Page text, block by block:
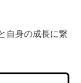
自身の成長に繋